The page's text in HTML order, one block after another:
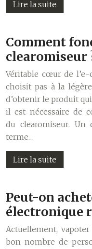
Lire la suite
Comment
clearomiseur
Véritable cœur de
choisit pas à la
d’obtenir le produit
il est nécessaire de
du clearomiseur. Un
terme…
Lire la suite
Peut-on
électronique
Actuellement,
bon nombre de